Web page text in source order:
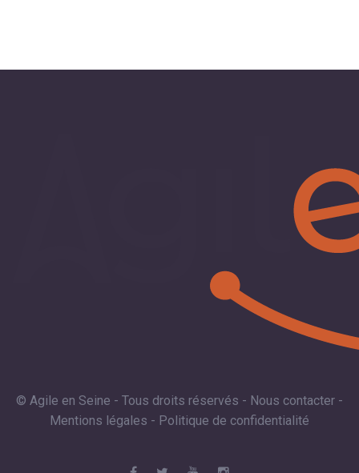
© Agile en Seine - Tous droits réservés - Nous contacter -
Mentions légales - Politique de confidentialité